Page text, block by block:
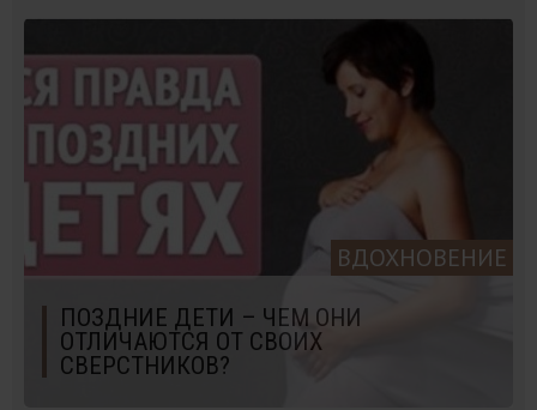
ВДОХНОВЕНИЕ
ПОЗДНИЕ ДЕТИ – ЧЕМ ОНИ
ОТЛИЧАЮТСЯ ОТ СВОИХ
СВЕРСТНИКОВ?